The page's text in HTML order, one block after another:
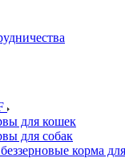
для кошек
для собак
корма